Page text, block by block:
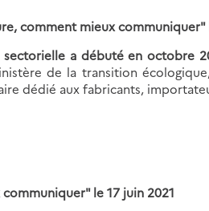
comment mieux communiquer"
sectorielle a débuté en octobre
de la transition
dédié aux fabricants,
le 17 juin 2021